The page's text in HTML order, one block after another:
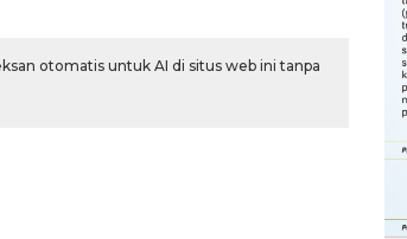
otomatis untuk AI di situs web ini tanpa